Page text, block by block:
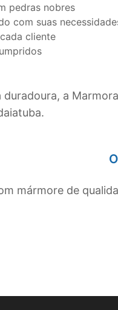
pedras nobres
com suas
cliente
duradoura, a
.
mármore de